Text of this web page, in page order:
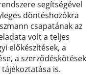
segítségével
döntéshozókra
csapatának az
volt a teljes
előkészítések, a
a szerződéskötések
is.